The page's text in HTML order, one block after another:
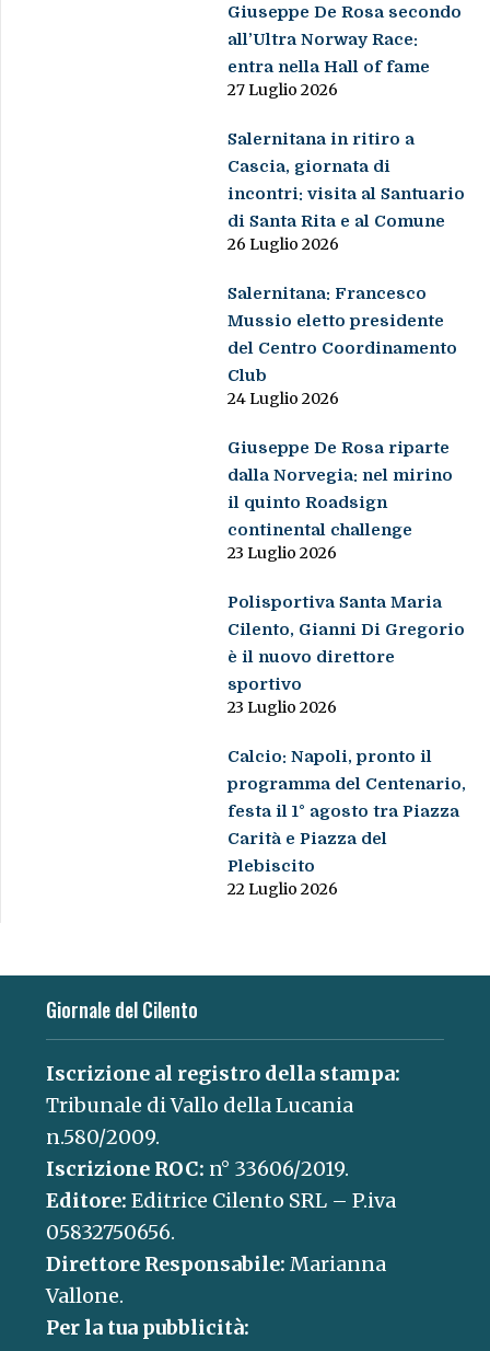
Giuseppe De Rosa secondo
all’Ultra Norway Race:
entra nella Hall of fame
27 Luglio 2026
Salernitana in ritiro a
Cascia, giornata di
incontri: visita al Santuario
di Santa Rita e al Comune
26 Luglio 2026
Salernitana: Francesco
Mussio eletto presidente
del Centro Coordinamento
Club
24 Luglio 2026
Giuseppe De Rosa riparte
dalla Norvegia: nel mirino
il quinto Roadsign
continental challenge
23 Luglio 2026
Polisportiva Santa Maria
Cilento, Gianni Di Gregorio
è il nuovo direttore
sportivo
23 Luglio 2026
Calcio: Napoli, pronto il
programma del Centenario,
festa il 1° agosto tra Piazza
Carità e Piazza del
Plebiscito
22 Luglio 2026
Giornale del Cilento
Iscrizione al registro della stampa:
Tribunale di Vallo della Lucania
n.580/2009.
Iscrizione ROC: n° 33606/2019.
Editore: Editrice Cilento SRL – P.iva
05832750656.
Direttore Responsabile: Marianna
Vallone.
Per la tua pubblicità: